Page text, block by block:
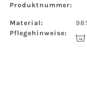
Produktnummer:
Material:
Pflegehinweise:
I